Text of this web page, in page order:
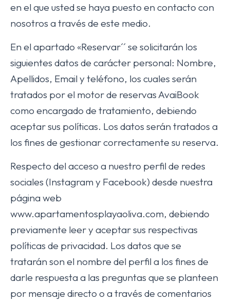
en el que usted se haya puesto en contacto con
nosotros a través de este medio.
En el apartado «Reservar´´ se solicitarán los
siguientes datos de carácter personal: Nombre,
Apellidos, Email y teléfono, los cuales serán
tratados por el motor de reservas AvaiBook
como encargado de tratamiento, debiendo
aceptar sus políticas. Los datos serán tratados a
los fines de gestionar correctamente su reserva.
Respecto del acceso a nuestro perfil de redes
sociales (Instagram y Facebook) desde nuestra
página web
www.apartamentosplayaoliva.com, debiendo
previamente leer y aceptar sus respectivas
políticas de privacidad. Los datos que se
tratarán son el nombre del perfil a los fines de
darle respuesta a las preguntas que se planteen
por mensaje directo o a través de comentarios